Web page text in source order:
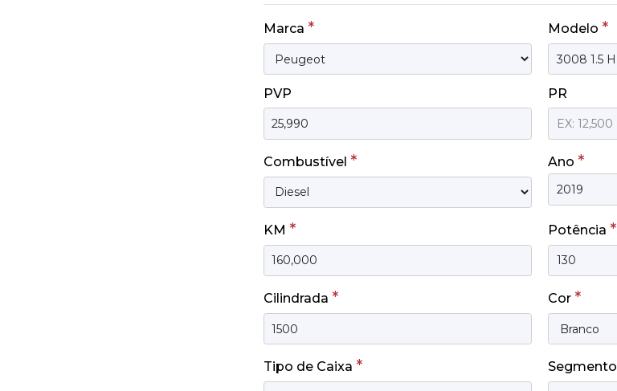
Marca * Modelo *
PVP PR
Combustível * Ano *
KM * Potência *
Cilindrada * Cor *
Tipo de Caixa * Segmento